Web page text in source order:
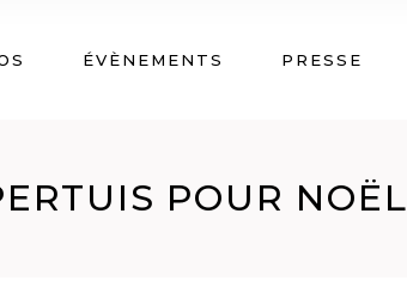
ÉVÈNEMENTS PRESSE
POUR NOËL